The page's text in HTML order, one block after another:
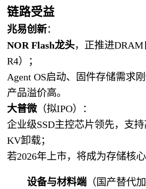
链路受益
兆易创新：
NOR Flash龙头，正推进
R4）；
Agent OS启动、固件存储需求
产品溢价高。
大普微（拟IPO）：
企业级SSD主控芯片领先，支
KV卸载；
若2026年上市，将成为存储核心
设备与材料端（国产替代加